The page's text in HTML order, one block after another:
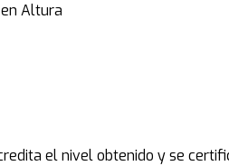
Altura
el nivel obtenido y se